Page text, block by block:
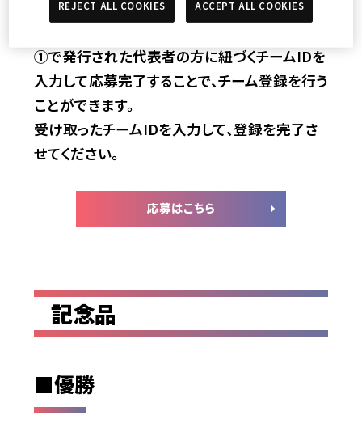
①で発行された代表者の方に紐づくチームIDを
入力して応募完了することで、チーム登録を行う
ことができます。
受け取ったチームIDを入力して、登録を完了さ
せてください。
応募はこちら
記念品
■優勝
REJECT ALL COOKIES ACCEPT ALL COOKIES